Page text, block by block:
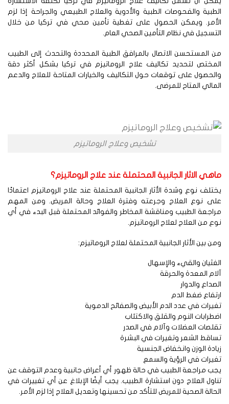
والفحوصات الطبية والأدوية والعلاج الطبيعي والجراحة إذا لزم
ويمكن الحصول على تغطية تأمين صحي في تركيا من خلال
في نظام التأمين الصحي العام.
المستحسن الاتصال بالمرافق الطبية المحددة والتحدث إلى الطبيب
لتحديد تكاليف علاج الروماتيزم في تركيا بشكل أكثر دقة
على توقعات حول التكاليف والخيارات المتاحة للعلاج والدعم
المتاح للمرضى.
تشخيص وعلاج الروماتيزم
الاثار الجانبية المحتملة عند علاج الروماتيزم؟
نوع وشدة الأثار الجانبية المحتملة عند علاج الروماتيزم اعتمادًا
نوع العلاج وجرعته وفترة العلاج وحالة المريض. ومن المهم
الطبيب ومناقشة المخاطر والفوائد المحتملة قبل البدء في أي
من العلاج لعلاج الروماتيزم.
بين الأثار الجانبية المحتملة لعلاج الروماتيزم:
والقيء والإسهال
المعدة والحرقة
والدوار
ضغط الدم
في عدد الدم الأبيض والصفائح الدموية
النوم والقلق والاكتئاب
العضلات وآلام في الصدر
الشعر وتغيرات في البشرة
الوزن وانخفاض الجنسية
في الرؤية والسمع
مراجعة الطبيب في حالة ظهور أي أعراض جانبية وعدم التوقف عن
العلاج دون استشارة الطبيب. يجب أيضًا الإبلاغ عن أي تغييرات في
الصحية للمريض للتأكد من تحسينها وتعديل العلاج إذا لزم الأمر.